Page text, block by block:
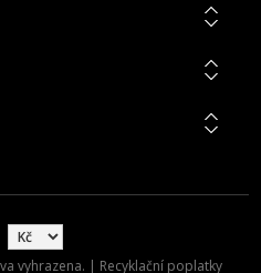
vyhrazena. | Recyklační poplatky